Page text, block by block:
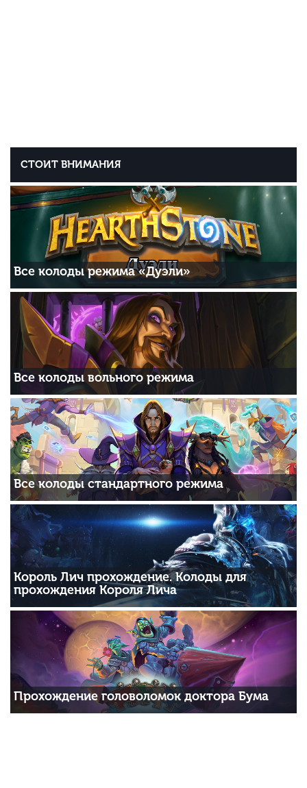
СТОИТ ВНИМАНИЯ
Все колоды режима «Дуэли»
Все колоды вольного режима
Все колоды стандартного режима
Король Лич прохождение. Колоды для
прохождения Короля Лича
Прохождение головоломок доктора Бума